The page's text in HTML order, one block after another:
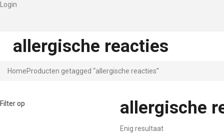
Login
allergische reacties
HomeProducten getagged “allergische reacties”
Filter op allergische
Enig resultaat